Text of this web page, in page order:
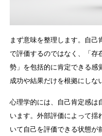
まず意味を整理します。自己
で評価するのではなく、「存
勢」を包括的に肯定できる感
成功や結果だけを根拠にしな
心理学的には、自己肯定感は
います。外部評価によって揺
いて自己を評価できる状態が